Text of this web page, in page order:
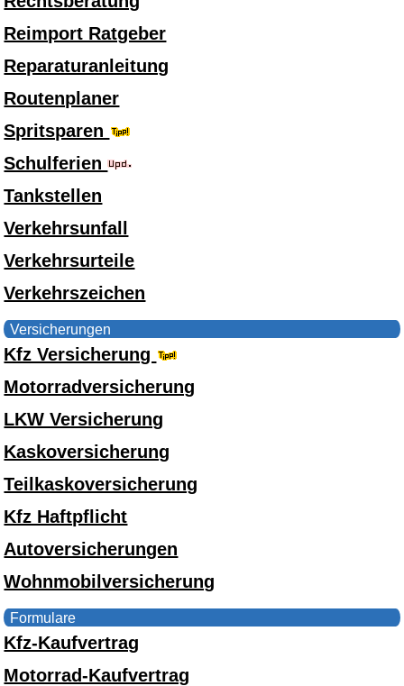
Reimport Ratgeber
Reparaturanleitung
Routenplaner
Spritsparen
Schulferien
Tankstellen
Verkehrsunfall
Verkehrsurteile
Verkehrszeichen
Versicherungen
Kfz Versicherung
Motorradversicherung
LKW Versicherung
Kaskoversicherung
Teilkaskoversicherung
Kfz Haftpflicht
Autoversicherungen
Wohnmobilversicherung
Formulare
Kfz-Kaufvertrag
Motorrad-Kaufvertrag